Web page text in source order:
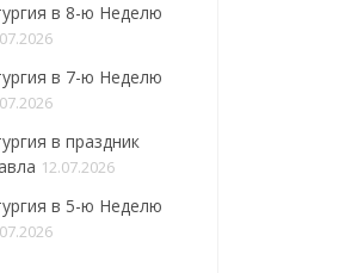
в 8-ю Неделю
в 7-ю Неделю
в праздник
12.07.2026
в 5-ю Неделю